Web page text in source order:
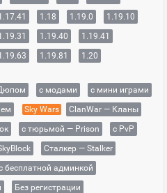
1.18 1.19.0
1.19.10
1.19.40
1.19.41
1.19.81 1.20
с модами
с мини играми
Sky Wars
ClanWar — Кланы
с тюрьмой — Prison
с PvP
Сталкер — Stalker
бесплатной админкой
Без регистрации